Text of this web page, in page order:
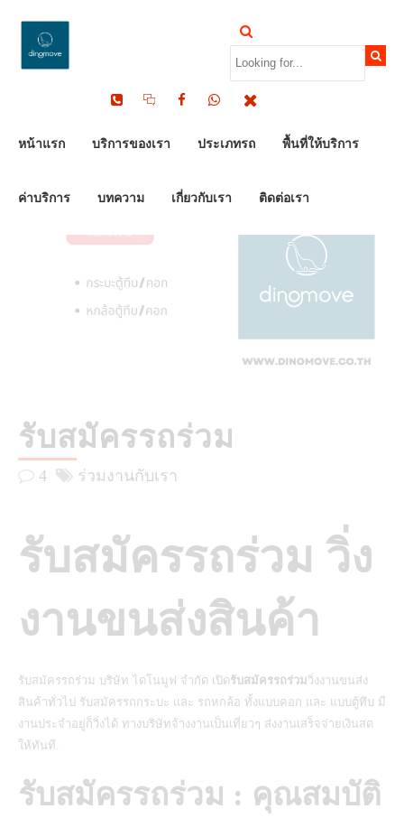
หน้าแรก บริการของเรา ประเภทรถ พื้นที่ให้บริการ
ค่าบริการ บทความ เกี่ยวกับเรา ติดต่อเรา
รับสมัครรถร่วม
4 ร่วมงานกับเรา
รับสมัครรถร่วม วิ่ง
งานขนส่งสินค้า
รับสมัครรถร่วม บริษัท ไดโนมูฟ จำกัด เปิดรับสมัครรถร่วมวิ่งงานขนส่ง
สินค้าทั่วไป รับสมัครรถกระบะ และ รถหกล้อ ทั้งแบบคอก และ แบบตู้ทึบ มี
งานประจำอยู่ก็วิ่งได้ ทางบริษัทจ้างงานเป็นเที่ยวๆ ส่งงานเสร็จจ่ายเงินสด
ให้ทันที.
รับสมัครรถร่วม : คุณสมบัติ